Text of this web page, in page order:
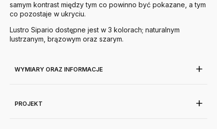
samym kontrast między tym co powinno być pokazane, a tym
co pozostaje w ukryciu.
Lustro Sipario dostępne jest w 3 kolorach; naturalnym
lustrzanym, brązowym oraz szarym.
WYMIARY ORAZ INFORMACJE
PROJEKT